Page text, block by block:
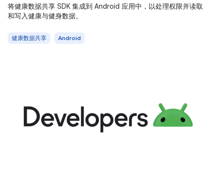
将健康数据共享 SDK 集成到 Android 应用中，以处理权限并读取
和写入健康与健身数据。
健康数据共享 Android